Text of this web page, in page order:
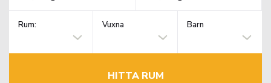
Rum: Vuxna Barn
HITTA RUM